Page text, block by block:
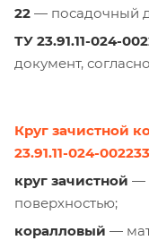
22 — посадочный
ТУ 23.91.11-024-
документ,
Круг зачистной
23.91.11-024-
круг зачистной —
поверхностью;
коралловый —